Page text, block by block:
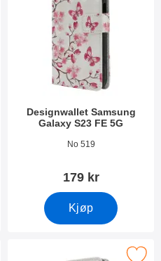
Designwallet Samsung
Galaxy S23 FE 5G
Varenummer 49570
No 519
179 kr
Kjøp
S23 FE 5G som favoritt
designwallet Samsung